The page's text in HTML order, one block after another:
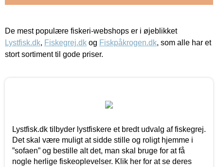
De mest populære fiskeri-webshops er i øjeblikket
Lystfisk.dk, Fiskegrej.dk og Fiskpåkrogen.dk, som alle har et
stort sortiment til gode priser.
Lystfisk.dk tilbyder lystfiskere et bredt udvalg af fiskegrej.
Det skal være muligt at sidde stille og roligt hjemme i
”sofaen” og bestille alt det, man skal bruge for at få
nogle herlige fiskeoplevelser. Klik her for at se deres